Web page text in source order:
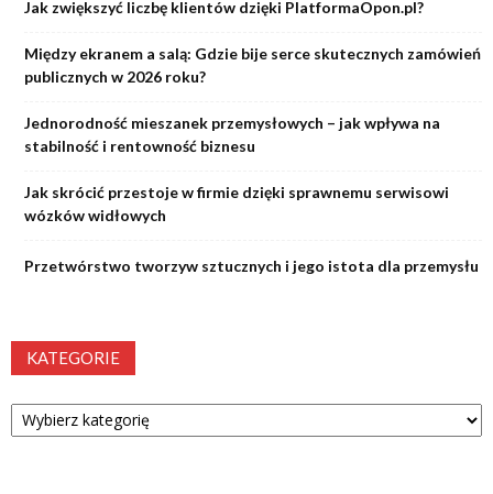
Jak zwiększyć liczbę klientów dzięki PlatformaOpon.pl?
Między ekranem a salą: Gdzie bije serce skutecznych zamówień
publicznych w 2026 roku?
Jednorodność mieszanek przemysłowych – jak wpływa na
stabilność i rentowność biznesu
Jak skrócić przestoje w firmie dzięki sprawnemu serwisowi
wózków widłowych
Przetwórstwo tworzyw sztucznych i jego istota dla przemysłu
KATEGORIE
Kategorie